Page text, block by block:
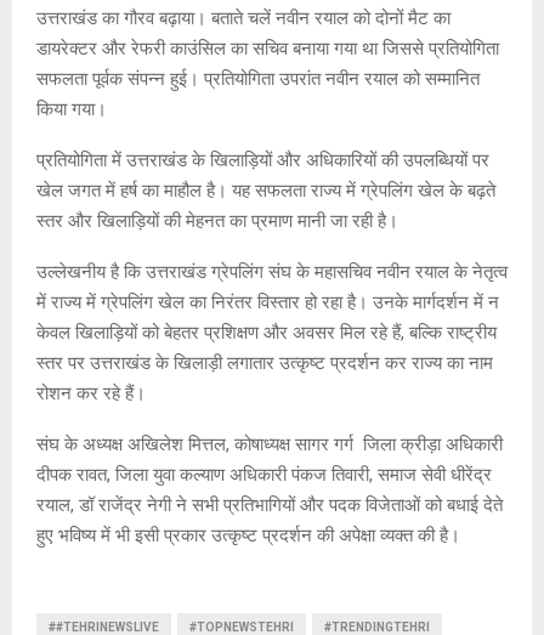
उत्तराखंड का गौरव बढ़ाया। बताते चलें नवीन रयाल को दोनों मैट का
डायरेक्टर और रेफरी काउंसिल का सचिव बनाया गया था जिससे प्रतियोगिता
सफलता पूर्वक संपन्न हुई। प्रतियोगिता उपरांत नवीन रयाल को सम्मानित
किया गया।
प्रतियोगिता में उत्तराखंड के खिलाड़ियों और अधिकारियों की उपलब्धियों पर
खेल जगत में हर्ष का माहौल है। यह सफलता राज्य में ग्रेपलिंग खेल के बढ़ते
स्तर और खिलाड़ियों की मेहनत का प्रमाण मानी जा रही है।
उल्लेखनीय है कि उत्तराखंड ग्रेपलिंग संघ के महासचिव नवीन रयाल के नेतृत्व
में राज्य में ग्रेपलिंग खेल का निरंतर विस्तार हो रहा है। उनके मार्गदर्शन में न
केवल खिलाड़ियों को बेहतर प्रशिक्षण और अवसर मिल रहे हैं, बल्कि राष्ट्रीय
स्तर पर उत्तराखंड के खिलाड़ी लगातार उत्कृष्ट प्रदर्शन कर राज्य का नाम
रोशन कर रहे हैं।
संघ के अध्यक्ष अखिलेश मित्तल, कोषाध्यक्ष सागर गर्ग जिला क्रीड़ा अधिकारी
दीपक रावत, जिला युवा कल्याण अधिकारी पंकज तिवारी, समाज सेवी धीरेंद्र
रयाल, डॉ राजेंद्र नेगी ने सभी प्रतिभागियों और पदक विजेताओं को बधाई देते
हुए भविष्य में भी इसी प्रकार उत्कृष्ट प्रदर्शन की अपेक्षा व्यक्त की है।
##TEHRINEWSLIVE #TOPNEWSTEHRI #TRENDINGTEHRI